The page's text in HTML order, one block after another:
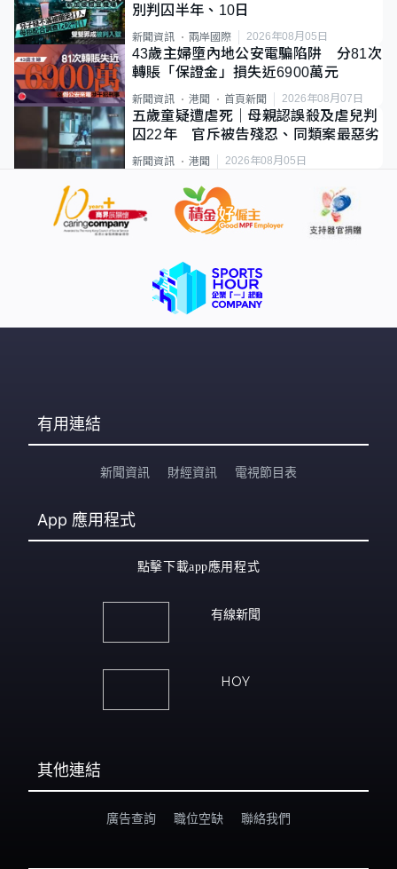
別判囚半年、10日
新聞資訊 兩岸國際 2026年08月05日
43歲主婦墮內地公安電騙陷阱 分81次
轉賬「保證金」損失近6900萬元
新聞資訊 港聞 首頁新聞 2026年08月07日
五歲童疑遭虐死｜母親認誤殺及虐兒判
囚22年 官斥被告殘忍、同類案最惡劣
新聞資訊 港聞 2026年08月05日
有用連結
新聞資訊 財經資訊 電視節目表
App 應用程式
點擊下載app應用程式
有線新聞
HOY
其他連結
廣告查詢 職位空缺 聯絡我們